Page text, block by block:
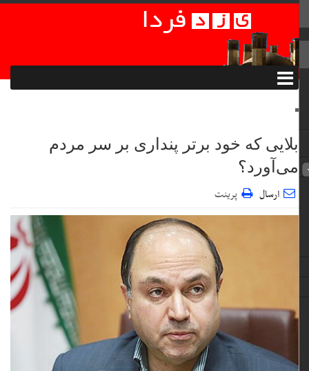
بلایی که خود برتر پنداری بر سر مردم
می‌آورد؟
ارسال پرینت